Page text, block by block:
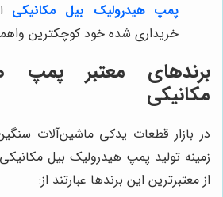
پمپ هیدرولیک بیل مکانیکی
خریداری شده خود کوچکترین
برندهای معتبر پمپ
مکانیکی
در بازار قطعات یدکی ماشین‌آلات
زمینه تولید پمپ هیدرولیک بیل
از معتبرترین این برندها عبارتند از: